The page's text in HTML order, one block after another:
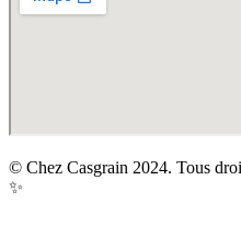
© Chez Casgrain 2024. Tous
✨